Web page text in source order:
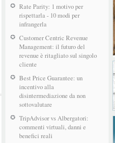
Rate Parity: 1 motivo per
rispettarla - 10 modi per
infrangerla
Customer Centric Revenue
Management: il futuro del
revenue è ritagliato sul singolo
cliente
Best Price Guarantee: un
incentivo alla
disintermediazione da non
sottovalutare
TripAdvisor vs Albergatori:
commenti virtuali, danni e
benefici reali